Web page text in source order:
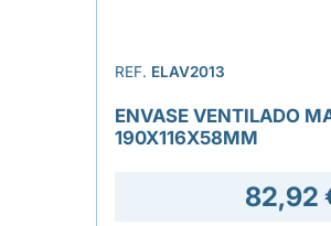
REF. ELAV2013
ENVASE VENTILADO
190X116X58MM
82,92